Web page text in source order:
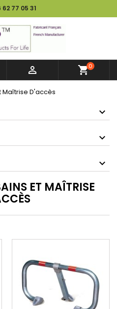
62 77 05 31
 shopping_cart0
Maîtrise D'accès
ET MAÎTRISE